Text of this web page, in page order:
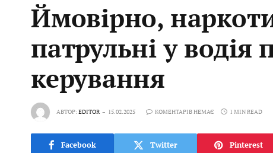
Ймовірно,
патрульні у водія
керування
АВТОР:EDITOR 15.02.2025 КОМЕНТАРІВ НЕМАЄ 1 MIN READ
Facebook Twitter Pinterest